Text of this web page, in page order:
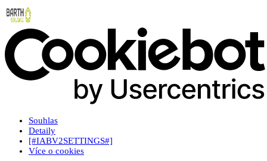
Souhlas
Detaily
[#IABV2SETTINGS#]
Více o cookies